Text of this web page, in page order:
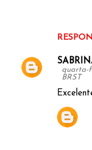
quarta-
BRST